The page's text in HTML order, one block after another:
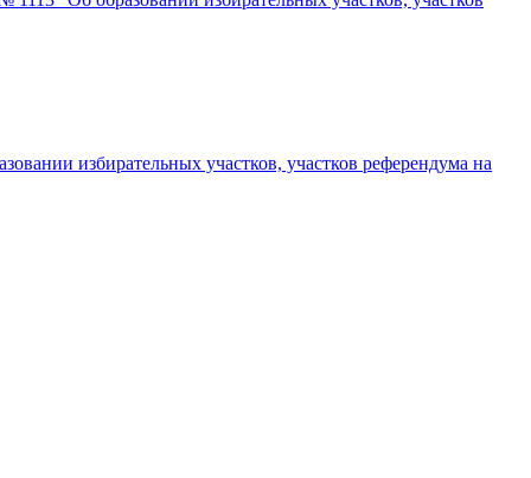
избирательных участков, участков референдума на